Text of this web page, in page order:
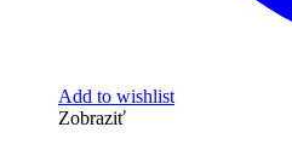
Add to wishlist
Zobraziť